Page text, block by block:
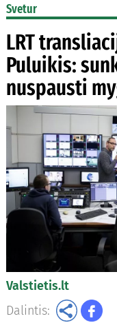
Svetur
LRT
Puluikis:
nuspausti
Valstietis.lt
Dalintis: